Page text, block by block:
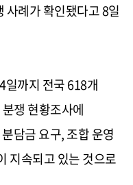
사례가 확인됐다고8일
4일까지 전국618개
쟁 현황조사에
담금 요구,조합 운영
지속되고 있는 것으로